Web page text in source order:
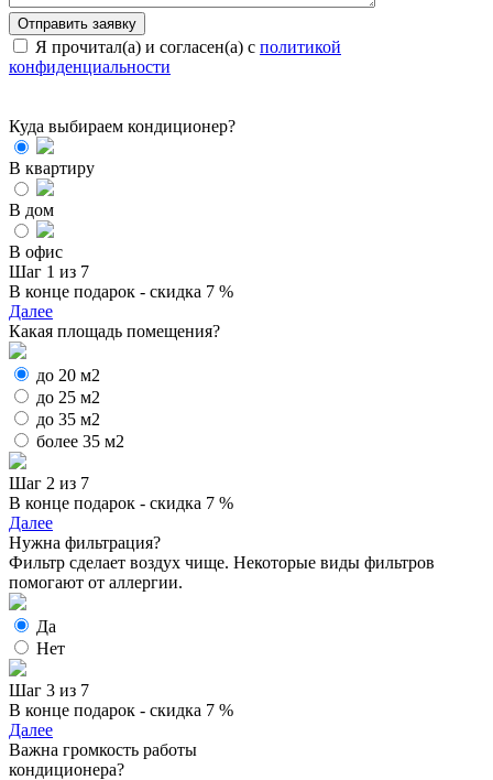
Я прочитал(а) и согласен(а) с политикой
конфиденциальности
Куда выбираем кондиционер?
В квартиру
В дом
В офис
Шаг 1 из 7
В конце подарок - скидка 7 %
Далее
Какая площадь помещения?
до 20 м2
до 25 м2
до 35 м2
более 35 м2
Шаг 2 из 7
В конце подарок - скидка 7 %
Далее
Нужна фильтрация?
Фильтр сделает воздух чище. Некоторые виды фильтров
помогают от аллергии.
Да
Нет
Шаг 3 из 7
В конце подарок - скидка 7 %
Далее
Важна громкость работы
кондиционера?